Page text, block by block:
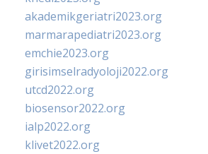
akademikgeriatri2023.org
marmarapediatri2023.org
emchie2023.org
girisimselradyoloji2022.org
utcd2022.org
biosensor2022.org
ialp2022.org
klivet2022.org